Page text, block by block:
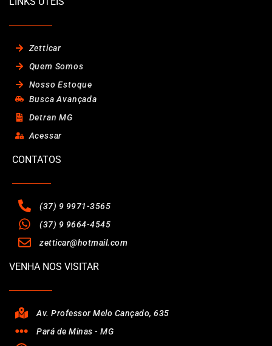
Zetticar
Quem Somos
Nosso Estoque
Busca Avançada
Detran MG
Acessar
CONTATOS
(37) 9 9971-3565
(37) 9 9664-4545
zetticar@hotmail.com
VENHA NOS VISITAR
Av. Professor Melo Cançado, 635
Pará de Minas - MG